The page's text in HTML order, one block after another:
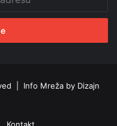
| Info Mreža by Dizajn
Kontakt